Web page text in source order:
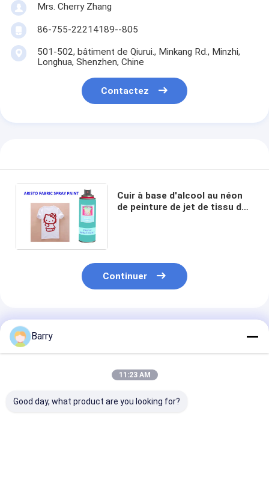
Mrs. Cherry Zhang
86-755-22214189--805
501-502, bâtiment de Qiurui., Minkang Rd., Minzhi,
Longhua, Shenzhen, Chine
Contactez
Cuir à base d'alcool au néon
de peinture de jet de tissu de
Continuer
Produits Recommandés
Barry
11:23 AM
Good day, what product are you looking for?